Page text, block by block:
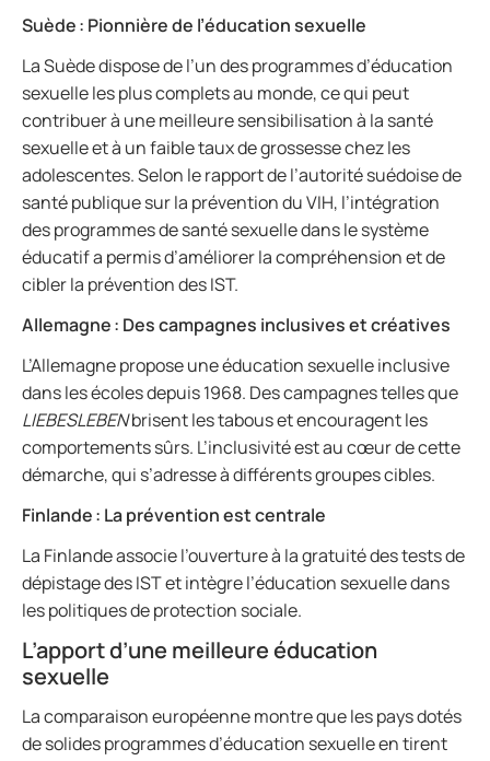
Suède : Pionnière de l’éducation sexuelle
La Suède dispose de l’un des programmes d’éducation
sexuelle les plus complets au monde, ce qui peut
contribuer à une meilleure sensibilisation à la santé
sexuelle et à un faible taux de grossesse chez les
adolescentes. Selon le rapport de l’autorité suédoise de
santé publique sur la prévention du VIH, l’intégration
des programmes de santé sexuelle dans le système
éducatif a permis d’améliorer la compréhension et de
cibler la prévention des IST.
Allemagne : Des campagnes inclusives et créatives
L’Allemagne propose une éducation sexuelle inclusive
dans les écoles depuis 1968. Des campagnes telles que
LIEBESLEBENbrisent les tabous et encouragent les
comportements sûrs. L’inclusivité est au cœur de cette
démarche, qui s’adresse à différents groupes cibles.
Finlande : La prévention est centrale
La Finlande associe l’ouverture à la gratuité des tests de
dépistage des IST et intègre l’éducation sexuelle dans
les politiques de protection sociale.
L’apport d’une meilleure éducation
sexuelle
La comparaison européenne montre que les pays dotés
de solides programmes d’éducation sexuelle en tirent